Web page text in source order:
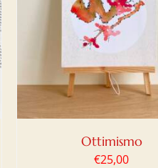
Ottimismo
€25,00